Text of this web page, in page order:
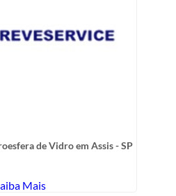
de Vidro em Assis - SP
Mais